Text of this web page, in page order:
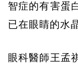
智症的有害蛋
已在眼睛的水
眼科醫師王孟